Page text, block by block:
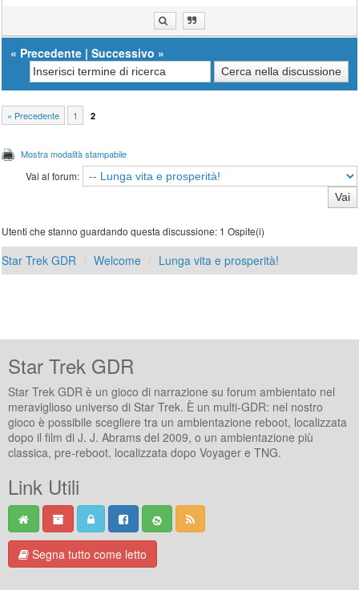
« Precedente |Successivo »
« Precedente 1 2
Mostra modalità stampabile
Vai al forum:
Utenti che stanno guardando questa discussione: 1 Ospite(i)
Star Trek GDR Welcome Lunga vita e prosperità!
Star Trek GDR
Star Trek GDR è un gioco di narrazione su forum ambientato nel
meraviglioso universo di Star Trek. È un multi-GDR: nel nostro
gioco è possibile scegliere tra un ambientazione reboot, localizzata
dopo il film di J. J. Abrams del 2009, o un ambientazione più
classica, pre-reboot, localizzata dopo Voyager e TNG.
Link Utili
Segna tutto come letto